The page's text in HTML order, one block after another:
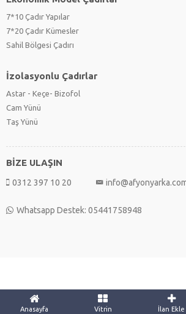
7*10 Çadır Yapılar
7*20 Çadır Kümesler
Sahil Bölgesi Çadırı
İzolasyonlu Çadırlar
Astar - Keçe- Bizofol
Cam Yünü
Taş Yünü
BİZE ULAŞIN
0312 397 10 20
Whatsapp Destek: 05441758948
Anasayfa Vitrin İlan Ekle